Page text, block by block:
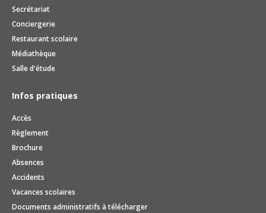
Secrétariat
Conciergerie
Restaurant scolaire
Médiathèque
Salle d'étude
Infos pratiques
Accès
Règlement
Brochure
Absences
Accidents
Vacances scolaires
Documents administratifs à télécharger